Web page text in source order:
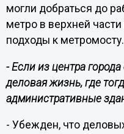
могли добраться до
метро в верхней части
подходы к метромосту.
- Если из центра
деловая жизнь, где
административные
- Убежден, что